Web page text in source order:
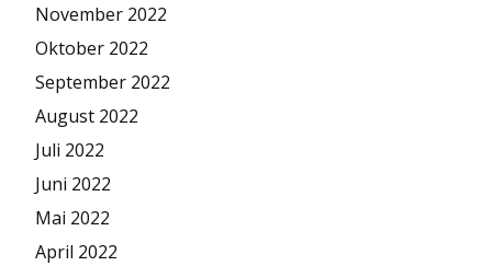
November 2022
Oktober 2022
September 2022
August 2022
Juli 2022
Juni 2022
Mai 2022
April 2022